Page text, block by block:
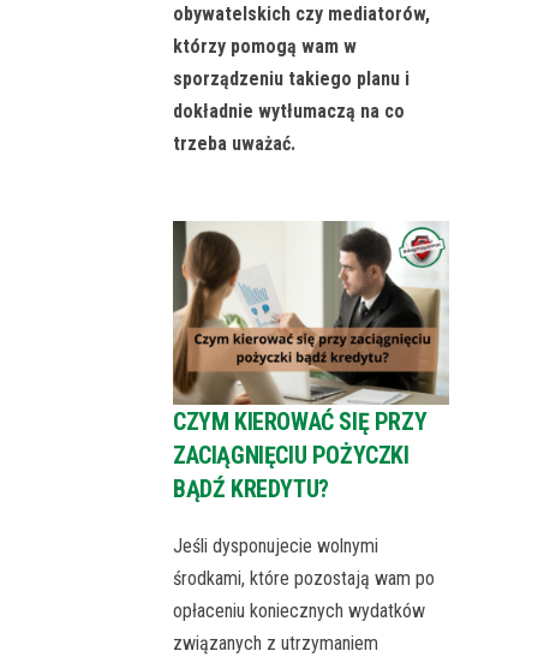
obywatelskich czy mediatorów,
którzy pomogą wam w
sporządzeniu takiego planu i
dokładnie wytłumaczą na co
trzeba uważać.
CZYM KIEROWAĆ SIĘ PRZY
ZACIĄGNIĘCIU POŻYCZKI
BĄDŹ KREDYTU?
Jeśli dysponujecie wolnymi
środkami, które pozostają wam po
opłaceniu koniecznych wydatków
związanych z utrzymaniem